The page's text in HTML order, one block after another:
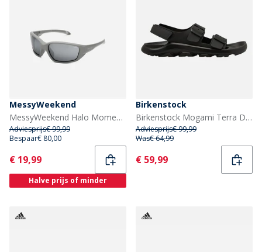
MessyWeekend
MessyWeekend Halo Momentum Zonnebril Grey1
Adviesprijs€ 99,99
Bespaar€ 80,00
Current
€ 19,99
Halve prijs of minder
Birkenstock
Birkenstock Mogami Terra Dubbele Gesp Sandalen Zwart
Adviesprijs€ 99,99
Was€ 64,99
Current
€ 59,99